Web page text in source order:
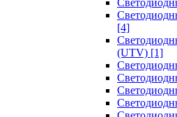
[4]
(UTV) [1]